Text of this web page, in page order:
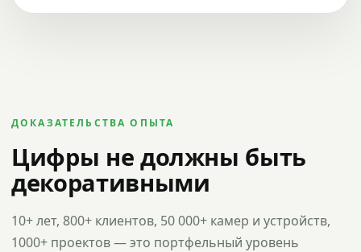
ДОКАЗАТЕЛЬСТВА ОПЫТА
Цифры не должны быть
декоративными
10+ лет, 800+ клиентов, 50 000+ камер и устройств,
1000+ проектов — это портфельный уровень